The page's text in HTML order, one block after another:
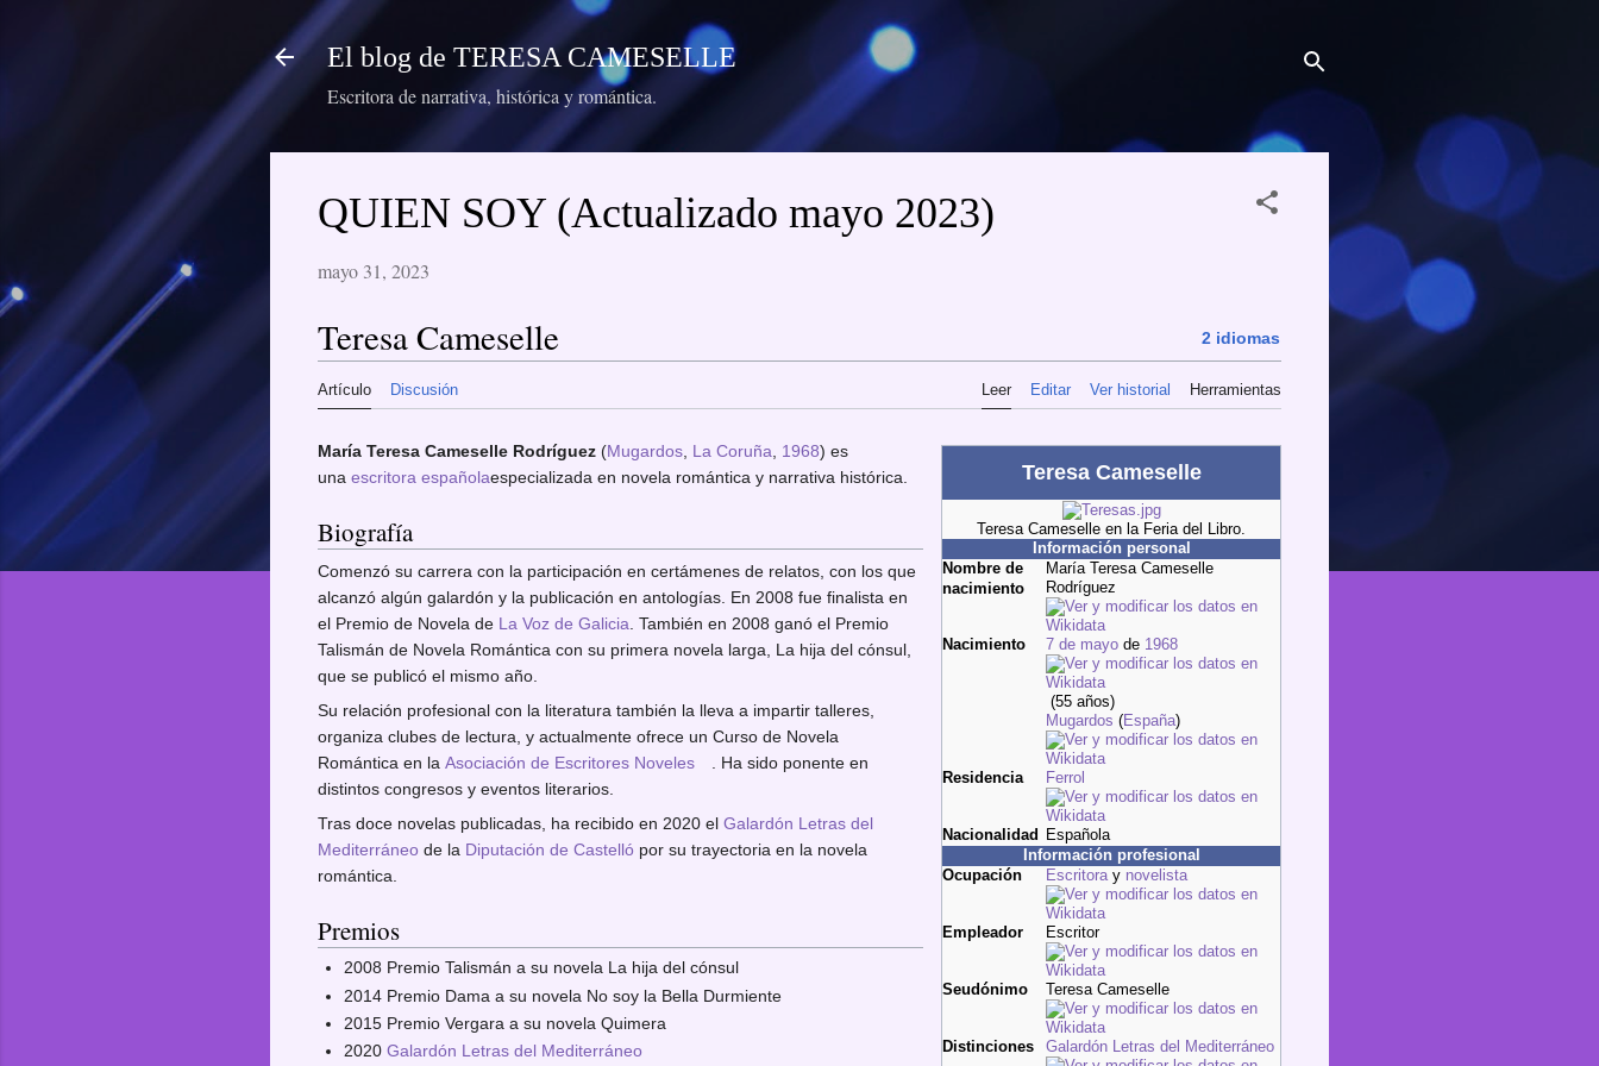
Ir al contenido principal
El blog de TERESA CAMESELLE
Escritora de narrativa, histórica y romántica.
QUIEN SOY (Actualizado mayo 2023)
mayo 31, 2023
Teresa Cameselle 2 idiomas
Artículo Discusión Leer Editar Ver historial Herramientas
Teresa Cameselle
Teresa Cameselle en la Feria del Libro.
Información personal
Nombre de
nacimiento
María Teresa Cameselle
Rodríguez
Nacimiento 7 de mayo de 1968
(55 años)
Mugardos (España)
Residencia Ferrol
Nacionalidad
Española
Información profesional
Ocupación
Escritoray novelista
Empleador Escritor
Seudónimo Teresa Cameselle
Distinciones Galardón Letras del Mediterráneo
María Teresa Cameselle Rodríguez (Mugardos La Coruña 1968) es
una escritora españolaespecializada en novela romántica y narrativa histórica.
Biografía
Comenzó su carrera con la participación en certámenes de relatos, con los que
alcanzó algún galardón y la publicación en antologías. En 2008 fue finalista en
el Premio de Novela de La Voz de Galicia . También en 2008 ganó el Premio
Talismán de Novela Romántica con su primera novela larga, La hija del cónsul,
que se publicó el mismo año.
Su relación profesional con la literatura también la lleva a impartir talleres,
organiza clubes de lectura, y actualmente ofrece un Curso de Novela
Romántica en la Asociación de Escritores Noveles
. Ha sido ponente en
distintos congresos y eventos literarios.
Tras doce novelas publicadas, ha recibido en 2020 el Galardón Letras del
Mediterráneo de la Diputación de Castelló por su trayectoria en la novela
romántica.
Premios
2008 Premio Talismán a su novela La hija del cónsul
2014 Premio Dama a su novela No soy la Bella Durmiente
2015 Premio Vergara a su novela Quimera
2020Galardón Letras del Mediterráneo